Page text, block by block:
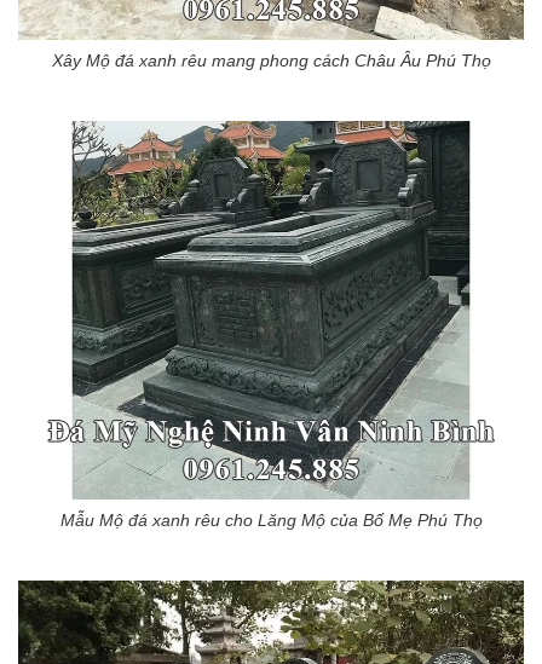
Xây Mộ đá xanh rêu mang phong cách Châu Âu Phú Thọ
Mẫu Mộ đá xanh rêu cho Lăng Mộ của Bố Mẹ Phú Thọ